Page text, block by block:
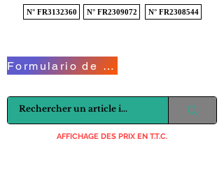
Formulario de contacto
AFFICHAGE DES PRIX EN T.T.C.
N° FR3132360 N° FR2309072 N° FR2308544